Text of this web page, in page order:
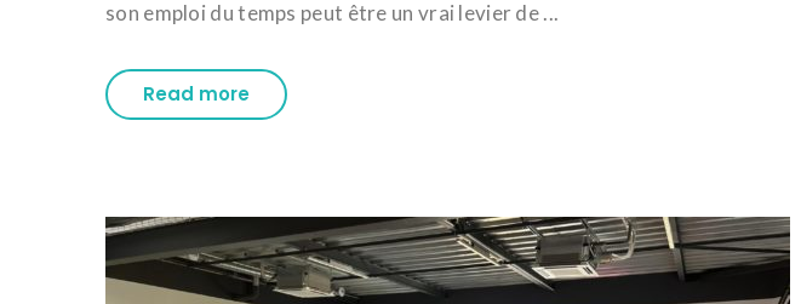
son emploi du temps peut être un vrai levier de ...
Read more